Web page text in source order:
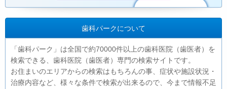
歯科パークについて
「歯科パーク」は全国で約70000件以上の歯科医院（歯医者）を
検索できる、歯科医院（歯医者）専門の検索サイトです。
お住まいのエリアからの検索はもちろんの事、症状や施設状況・
治療内容など、様々な条件で検索が出来るので、今まで情報不足